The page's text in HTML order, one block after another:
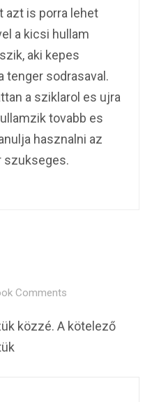
azt is porra lehet
a kicsi hullam
aki kepes
tenger sodrasaval.
a sziklarol es ujra
tovabb es
hasznalni az
szukseges.
Comments
közzé. A kötelező